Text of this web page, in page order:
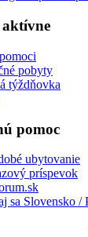
pobyty
týždňovka
pomoc
ubytovanie
príspevok
sa Slovensko /